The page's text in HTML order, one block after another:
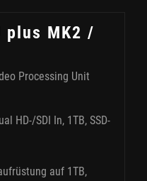
plus MK2 /
Processing Unit
HD-/SDI In, 1TB, SSD-
auf 1TB,